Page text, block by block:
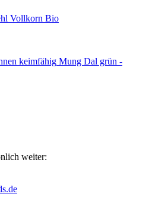
Vollkorn Bio
Mung Dal grün -
weiter: